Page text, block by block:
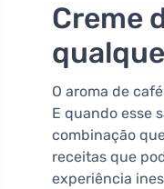
Creme
O aroma de
E quando esse
combinação
receitas que
experiência